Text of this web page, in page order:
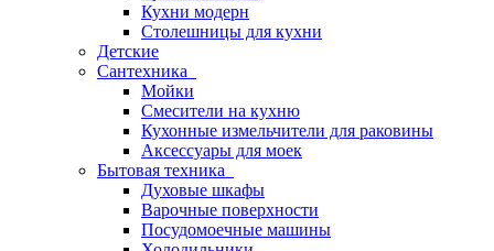
Кухни модерн
Столешницы для кухни
Детские
Сантехника
Мойки
Смесители на кухню
Кухонные измельчители для раковины
Аксессуары для моек
Бытовая техника
Духовые шкафы
Варочные поверхности
Посудомоечные машины